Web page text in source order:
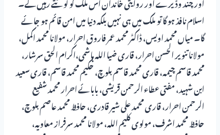
اسلام نافذ ہو گا تو ملک میں ہی نہیں بلکہ دنیا میں امن قائم ہو جائے
گا۔ میاں محمد اویس، ڈاکٹر محمد عمر فاروق احرار، مولانا محمد اکمل،
مولانا تنویر الحسن احرار، قاری ضیا اللہ ہاشمی،اکرام الحق سرشار،
محمد قاسم چیمہ، قاری محمد قاسم بلوچ، حکیم محمد قاسم، قاری سعید
ابن شہید، مفتی عطاء الرحمن قریشی، بابائے احرار محمد شفیع
الرحمن احرار، قاری محمد علی شیر قادری، حافظ محمد عاصم بلوچ،
حافظ محمد اشرف، مولوی کلیم اللہ، مولانا محمد سرفراز معاویہ،